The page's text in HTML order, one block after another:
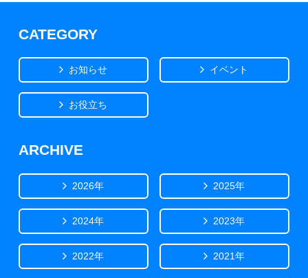
CATEGORY
お知らせ イベント
お役立ち
ARCHIVE
2026年 2025年
2024年 2023年
2022年 2021年